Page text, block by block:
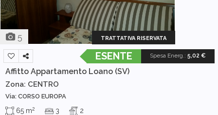
5 TRATTATIVA RISERVATA
Spesa Energ.: 5,02 €
ESENTE
Affitto Appartamento Loano (SV)
Zona: CENTRO
Via: CORSO EUROPA
65 m2 3 2